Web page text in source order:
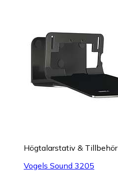
Högtalarstativ & Tillbehör
Vogels Sound 3205